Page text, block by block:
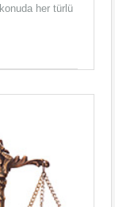
her türlü